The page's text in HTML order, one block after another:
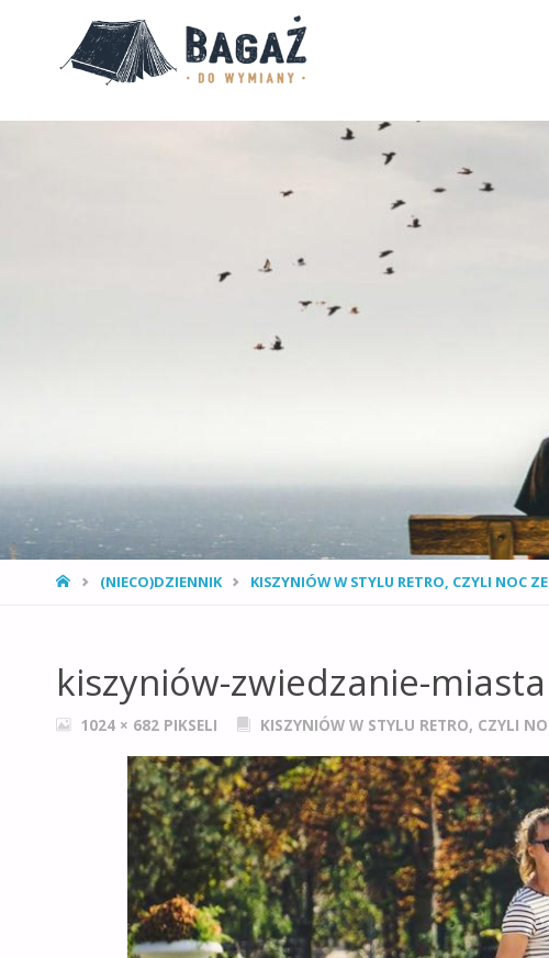
STRONA
(NIECO)DZIENNIK KISZYNIÓW W STYLU RETRO, CZYLI NOC
kiszyniów-zwiedzanie-miasta
PEŁNY1024 × 682 PIKSELI KISZYNIÓW W STYLU RETRO, CZYLI